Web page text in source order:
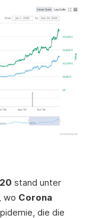
stand unter
wo Corona
die die